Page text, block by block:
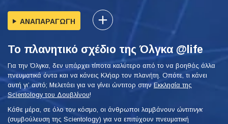
ΑΝΑΠΑΡΑΓΩΓΗ
Το πλανητικό σχέδιο της Όλγκα @life
Για την Όλγκα, δεν υπάρχει τίποτα καλύτερο από το να βοηθάς άλλα
πνευματικά όντα και να κάνεις Κλήαρ τον πλανήτη. Οπότε, τι κάνει
αυτή γι’ αυτό; Μελετάει για να γίνει ώντιτορ στηνΕκκλησία της
Scientology του Δουβλίνου!
Κάθε μέρα, σε όλο τον κόσμο, οι άνθρωποι λαμβάνουν ώντιτινγκ
(συμβούλευση της Scientology) για να επιτύχουν πνευματική